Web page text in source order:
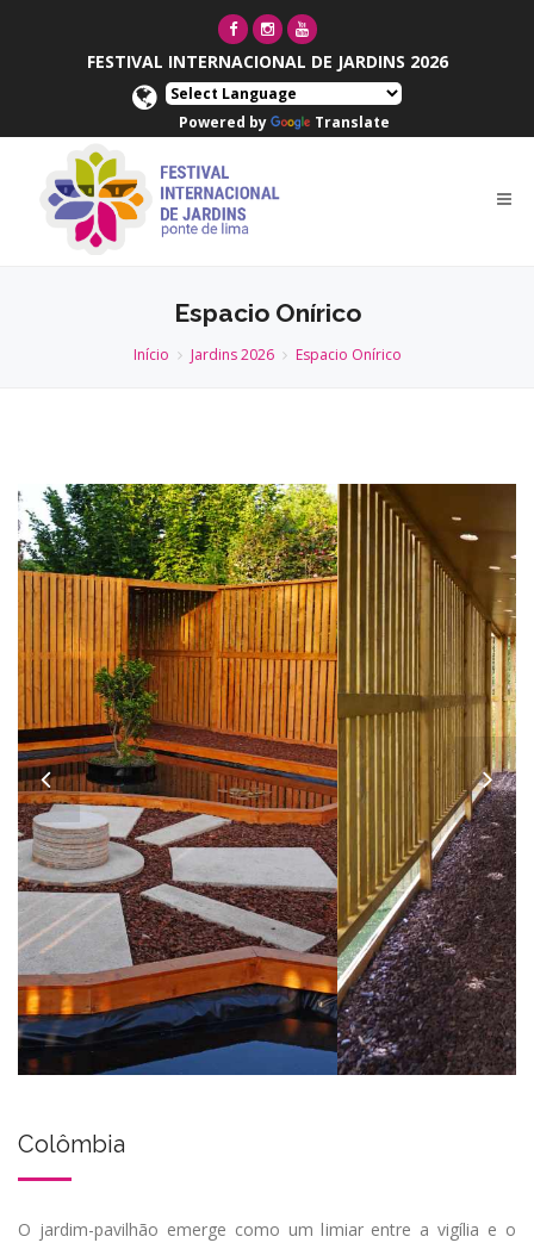
FESTIVAL INTERNACIONAL DE JARDINS 2026
Powered by Translate
Espacio Onírico
Início Jardins 2026 Espacio Onírico
Anterior
Colômbia
O jardim-pavilhão emerge como um limiar entre a vigília e o